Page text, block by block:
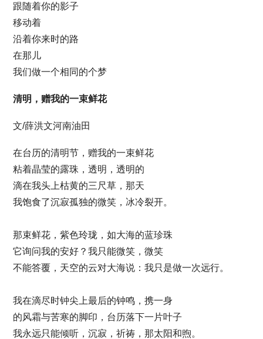
跟随着你的影子
移动着
沿着你来时的路
在那儿
我们做一个相同的个梦
清明，赠我的一束鲜花
文/薛洪文河南油田
在台历的清明节，赠我的一束鲜花
粘着晶莹的露珠，透明，透明的
滴在我头上枯黄的三尺草，那天
我饱食了沉寂孤独的微笑，冰冷裂开。
那束鲜花，紫色玲珑，如大海的蓝珍珠
它询问我的安好？我只能微笑，微笑
不能答覆，天空的云对大海说：我只是做一次远行。
我在滴尽时钟尖上最后的钟鸣，携一身
的风霜与苦寒的脚印，台历落下一片叶子
我永远只能倾听，沉寂，祈祷，那太阳和煦。